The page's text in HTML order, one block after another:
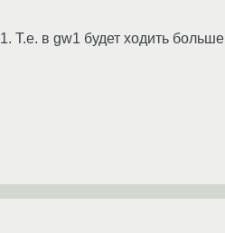
Т.е. в gw1 будет ходить больше